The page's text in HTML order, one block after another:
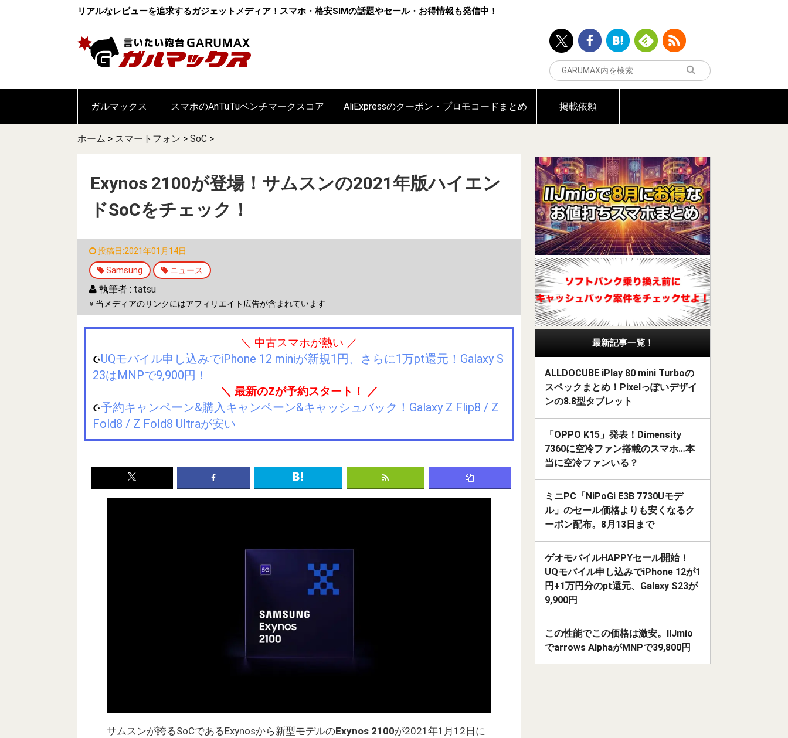
リアルなレビューを追求するガジェットメディア！スマホ・格安SIMの話題やセール・お得情報も発信中！
ガルマックス スマホのAnTuTuベンチマークスコア AliExpressのクーポン・プロモコードまとめ 掲載依頼
ホーム > スマートフォン > SoC >
Exynos 2100が登場！サムスンの2021年版ハイエン
ドSoCをチェック！
投稿日:2021年01月14日
Samsung ニュース
執筆者 : tatsu
※ 当メディアのリンクにはアフィリエイト広告が含まれています
＼ 中古スマホが熱い ／
☪️UQモバイル申し込みでiPhone 12 miniが新規1円、さらに1万pt還元！Galaxy S
23はMNPで9,900円！
＼ 最新のZが予約スタート！ ／
☪️予約キャンペーン&購入キャンペーン&キャッシュバック！Galaxy Z Flip8 / Z
Fold8 / Z Fold8 Ultraが安い
サムスンが誇るSoCであるExynosから新型モデルのExynos 2100が2021年1月12日に
最新記事一覧！
ALLDOCUBE iPlay 80 mini Turboの
スペックまとめ！Pixelっぽいデザイ
ンの8.8型タブレット
「OPPO K15」発表！Dimensity
7360に空冷ファン搭載のスマホ…本
当に空冷ファンいる？
ミニPC「NiPoGi E3B 7730Uモデ
ル」のセール価格よりも安くなるク
ーポン配布。8月13日まで
ゲオモバイルHAPPYセール開始！
UQモバイル申し込みでiPhone 12が1
円+1万円分のpt還元、Galaxy S23が
9,900円
この性能でこの価格は激安。IIJmio
でarrows AlphaがMNPで39,800円